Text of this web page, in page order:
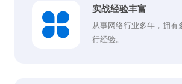
实战经验丰富
从事网络行业多年，拥有
行经验。